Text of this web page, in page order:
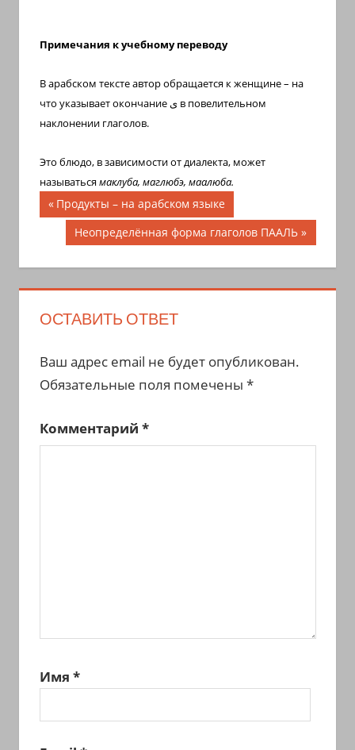
Примечания к учебному переводу
В арабском тексте автор обращается к женщине – на
что указывает окончаниеىв повелительном
наклонении глаголов.
Это блюдо, в зависимости от диалекта, может
называтьсямаклуба, маглюбэ, маалюба.
Навигация
записям
Предыдущая
запись;
Продукты – на арабском языке
Следующая
запись:
Неопределённая форма глаголов ПААЛЬ
ОСТАВИТЬ ОТВЕТ
Ваш адрес email не будет опубликован.
Обязательные поля помечены *
Комментарий *
Имя *